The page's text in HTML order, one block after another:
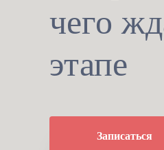
чего
этапе
Записаться